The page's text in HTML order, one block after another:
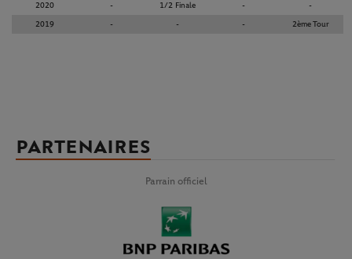
2020 - 1/2 Finale - -
2019 - - - 2ème Tour
PARTENAIRES
Parrain officiel